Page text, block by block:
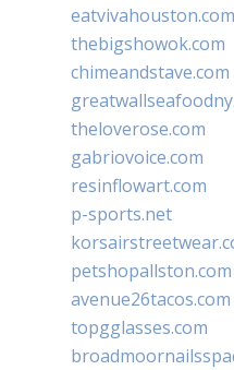
eatvivahouston.com
thebigshowok.com
chimeandstave.com
theloverose.com
gabriovoice.com
resinflowart.com
p-sports.net
petshopallston.com
avenue26tacos.com
topgglasses.com